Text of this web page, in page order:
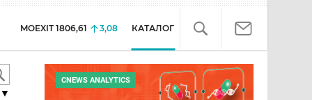
MOEXIT 1806,61 3,08 КАТАЛОГ
CNEWS ANALYTICS